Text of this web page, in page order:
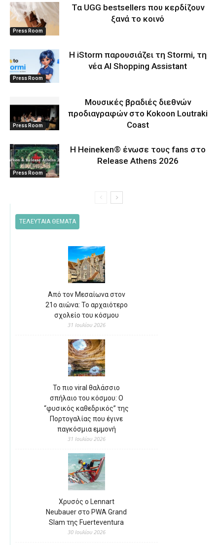
Press Room
Τα UGG bestsellers που κερδίζουν
ξανά το κοινό
Press Room
Η iStorm παρουσιάζει τη Stormi, τη
νέα AI Shopping Assistant
Press Room
Μουσικές βραδιές διεθνών
προδιαγραφών στο Kokoon Loutraki
Coast
Press Room
Η Heineken® ένωσε τους fans στο
Release Athens 2026
ΤΕΛΕΥΤΑΙΑ ΘΕΜΑΤΑ
Από τον Μεσαίωνα στον
21ο αιώνα: Το αρχαιότερο
σχολείο του κόσμου
31 Ιουλίου 2026
Το πιο viral θαλάσσιο
σπήλαιο του κόσμου: Ο
“φυσικός καθεδρικός” της
Πορτογαλίας που έγινε
παγκόσμια εμμονή
31 Ιουλίου 2026
Χρυσός ο Lennart
Neubauer στο PWA Grand
Slam της Fuerteventura
30 Ιουλίου 2026